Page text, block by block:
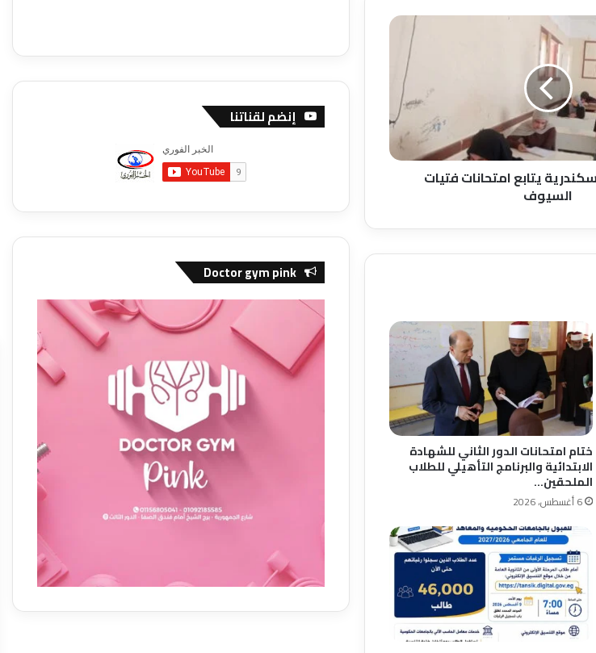
يتابع امتحانات فتيات
السيوف
ختام امتحانات الدور الثاني للشهادة
الابتدائية والبرنامج التأهيلي للطلاب
الملحقين…
6 أغسطس، 2026
إنضم لقناتنا
Doctor gym pink